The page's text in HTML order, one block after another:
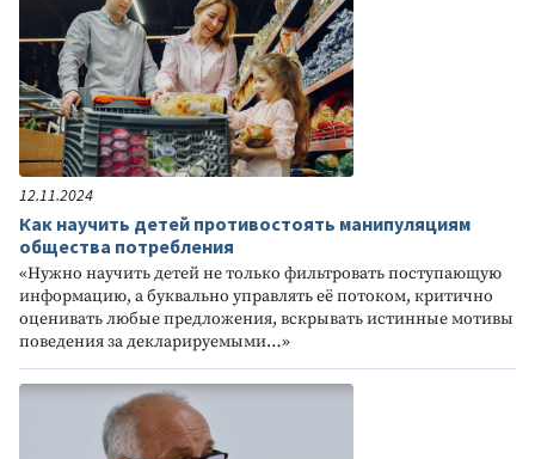
12.11.2024
Как научить детей противостоять манипуляциям
общества потребления
«Нужно научить детей не только фильтровать поступающую
информацию, а буквально управлять её потоком, критично
оценивать любые предложения, вскрывать истинные мотивы
поведения за декларируемыми…»